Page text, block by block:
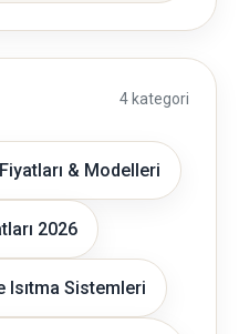
4 kategori
& Modelleri
2026
Isıtma Sistemleri